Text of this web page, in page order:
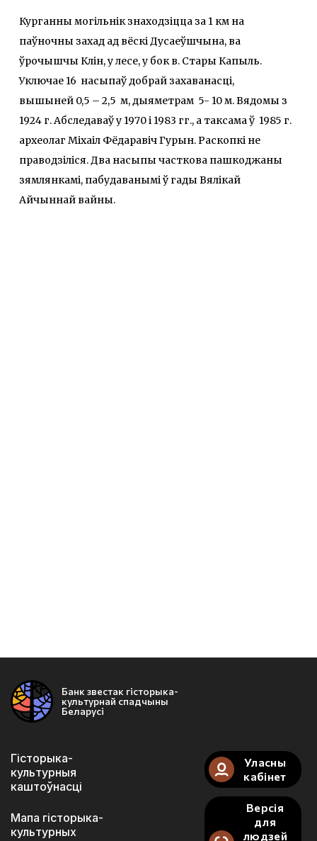
Курганны могільнік знаходзіцца за 1 км на
паўночны захад ад вёскі Дусаеўшчына, ва
ўрочышчы Клін, у лесе, у бок в. Стары Капыль.
Уключае 16 насыпаў добрай захаванасці,
вышыней 0,5 – 2,5 м, дыяметрам 5- 10 м. Вядомы з
1924 г. Абследаваў у 1970 і 1983 гг., а таксама ў 1985 г.
археолаг Міхаіл Фёдаравіч Гурын. Раскопкі не
праводзіліся. Два насыпы часткова пашкоджаны
зямлянкамі, пабудаванымі ў гады Вялікай
Айчыннай вайны.
Банк звестак гісторыка-
культурнай спадчыны
Беларусі
Гісторыка-
культурныя
каштоўнасці
Мапа гісторыка-
культурных
Уласны
кабінет
Версія
для
людзей